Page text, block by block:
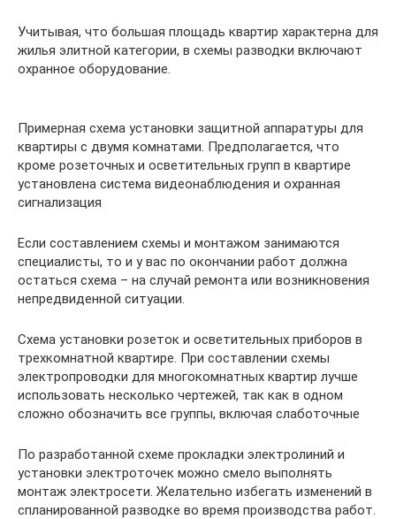
Учитывая, что большая площадь квартир характерна для
жилья элитной категории, в схемы разводки включают
охранное оборудование.
Примерная схема установки защитной аппаратуры для
квартиры с двумя комнатами. Предполагается, что
кроме розеточных и осветительных групп в квартире
установлена система видеонаблюдения и охранная
сигнализация
Если составлением схемы и монтажом занимаются
специалисты, то и у вас по окончании работ должна
остаться схема – на случай ремонта или возникновения
непредвиденной ситуации.
Схема установки розеток и осветительных приборов в
трехкомнатной квартире. При составлении схемы
электропроводки для многокомнатных квартир лучше
использовать несколько чертежей, так как в одном
сложно обозначить все группы, включая слаботочные
По разработанной схеме прокладки электролиний и
установки электроточек можно смело выполнять
монтаж электросети. Желательно избегать изменений в
спланированной разводке во время производства работ.